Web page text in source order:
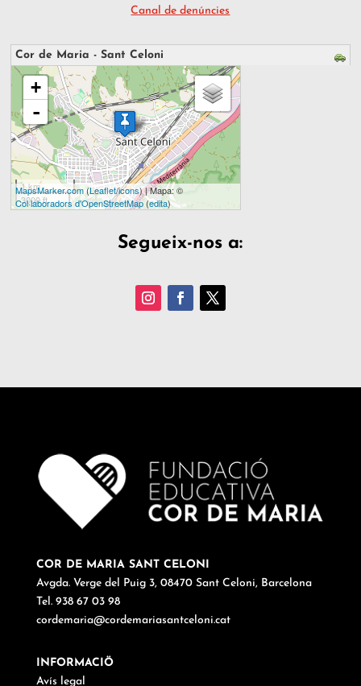
Canal de denúncies
Cor de Maria - Sant Celoni
s'està carregant el mapa - espereu...
+
-
1 km
3000 ft
MapsMarker.com (Leaflet/icons) | Mapa: ©
Col·laboradors d'OpenStreetMap(edita)
Segueix-nos a:
COR DE MARIA SANT CELONI
Avgda. Verge del Puig 3, 08470 Sant Celoni, Barcelona
Tel. 938 67 03 98
cordemaria@cordemariasantceloni.cat
INFORMACIÖ
Avís legal